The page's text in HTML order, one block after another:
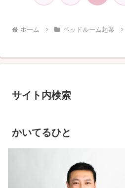
ホーム ベッドルーム起業
サイト内検索
かいてるひと